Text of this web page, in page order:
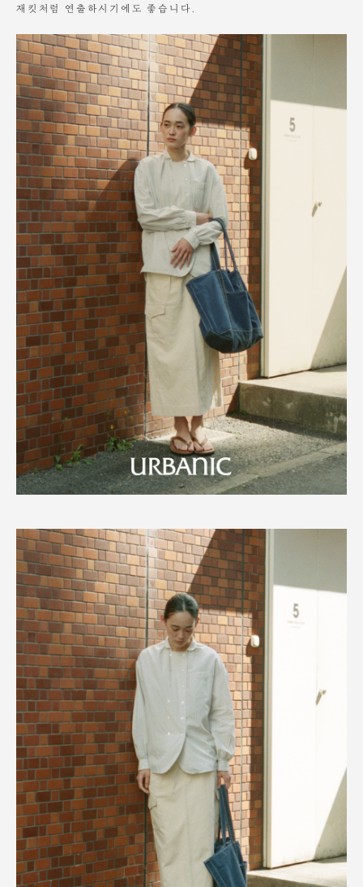
재킷처럼 연출하시기에도 좋습니다.